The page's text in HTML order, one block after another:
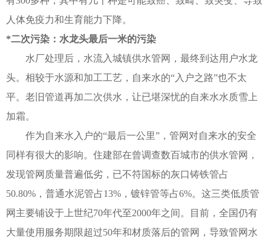
人体免疫力和生育能力下降。
*二次污染：水龙头最后一米的污染
水厂处理后，水流入城镇供水管网，最终到达用户水龙
头。相较于水源和加工工艺，自来水的“入户之路”也不太
平。老旧管道再加二次供水，让已堪深忧的自来水水质雪上
加霜。
作为自来水入户的“最后一公里”，管网对自来水的安全
同样有很大的影响。住建部在曾调查数百城市的供水管网，
发现管网质量普遍低劣，已不符国标的灰口铸铁管占
50.80%，普通水泥管占13%，镀锌管等占6%。这三类低质管
网主要铺设于上世纪70年代至2000年之间。目前，全国仍有
大量使用服务期限超过50年和材质落后的管网，导致管网水